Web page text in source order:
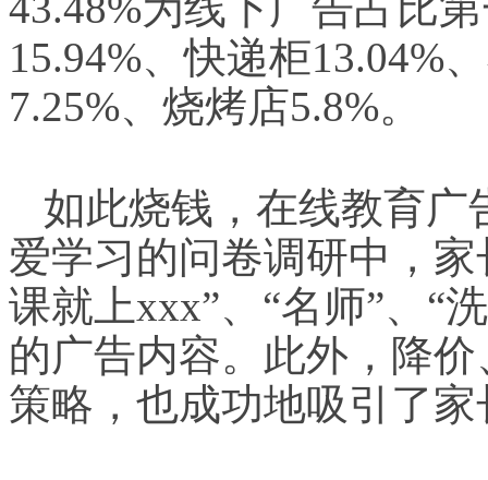
15.94%、快递柜13.04%
7.25%、烧烤店5.8%。
如此烧钱，在线教育广
爱学习的问卷调研中，
课就上xxx”、“名师”、“
的广告内容。此外，降
策略，也成功地吸引了